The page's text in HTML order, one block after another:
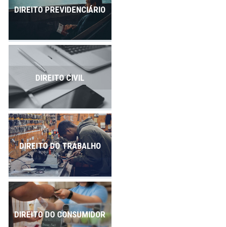
DIREITO PREVIDENCIÁRIO
DIREITO CIVIL
DIREITO DO TRABALHO
DIREITO DO CONSUMIDOR